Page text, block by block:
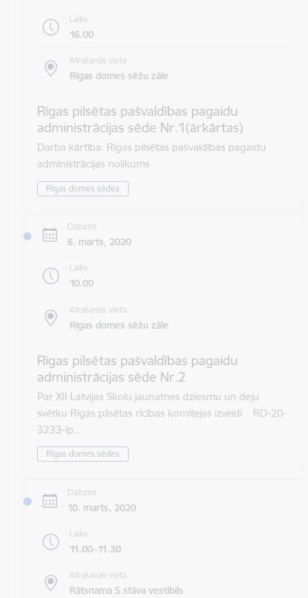
Laiks
16.00
Atrašanās vieta
Rīgas domes sēžu zāle
Rīgas pilsētas pašvaldības pagaidu
administrācijas sēde Nr.1(ārkārtas)
Darba kārtība: Rīgas pilsētas pašvaldības pagaidu
administrācijas nolikums
Rīgas domes sēdes
Datums
6. marts, 2020
Laiks
10.00
Atrašanās vieta
Rīgas domes sēžu zāle
Rīgas pilsētas pašvaldības pagaidu
administrācijas sēde Nr.2
Par XII Latvijas Skolu jaunatnes dziesmu un deju
svētku Rīgas pilsētas rīcības komitejas izveidi RD-20-
3233-lp…
Rīgas domes sēdes
Datums
10. marts, 2020
Laiks
11.00–11.30
Atrašanās vieta
Rātsnama 5.stāva vestibils